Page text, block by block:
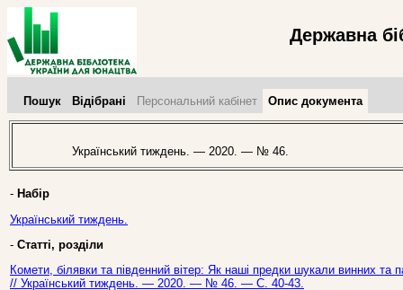
Державна
Пошук Відібрані Персональний кабінет Опис документа
Український тиждень. — 2020. — № 46.
- Набір
Український тиждень.
- Статті, розділи
Комети, білявки та південний вітер: Як наші предки шукали винних
// Український тиждень. — 2020. — № 46. — С. 40-43.